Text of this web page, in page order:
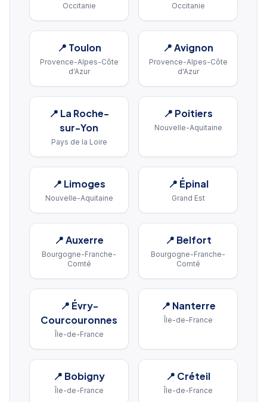
Occitanie Occitanie
📍 Toulon
Provence-Alpes-Côte
d'Azur
📍Avignon
Provence-Alpes-Côte
d'Azur
📍 La Roche-
sur-Yon
Pays de la Loire
📍 Poitiers
Nouvelle-Aquitaine
📍 Limoges
Nouvelle-Aquitaine
📍 Épinal
Grand Est
📍Auxerre
Bourgogne-Franche-
Comté
📍 Belfort
Bourgogne-Franche-
Comté
📍 Évry-
Courcouronnes
Île-de-France
📍 Nanterre
Île-de-France
📍 Bobigny
Île-de-France
📍 Créteil
Île-de-France